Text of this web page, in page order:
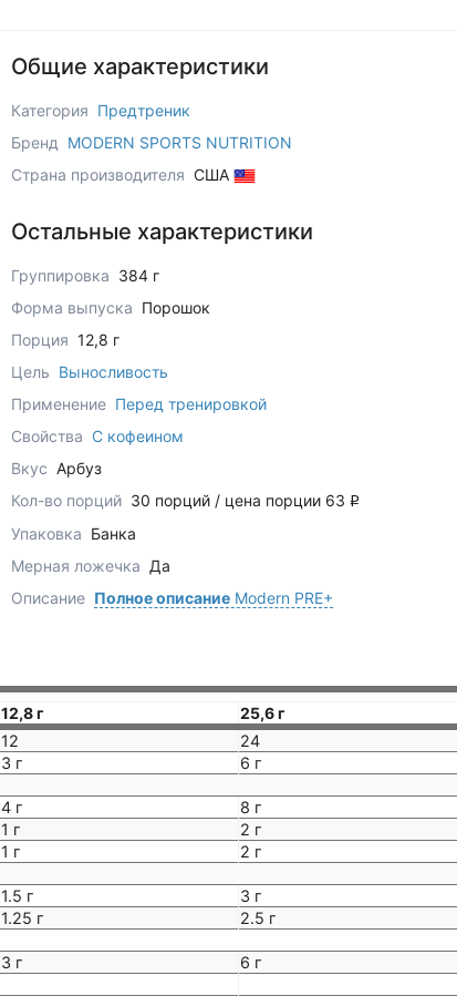
Общие характеристики
Категория Предтреник
Бренд
MODERN SPORTS NUTRITION
Страна производителя США
Остальные характеристики
Группировка 384 г
Форма выпуска Порошок
Порция 12,8 г
Цель Выносливость
Применение Перед тренировкой
Свойства С кофеином
Вкус Арбуз
Кол-во порций 30 порций / цена порции 63 q
Упаковка Банка
Мерная ложечка Да
Описание Полное описаниеModern PRE+
12,8 г
25,6 г
12
24
3 г
6 г
4 г
8 г
1 г
2 г
1 г
2 г
1.5 г
3 г
1.25 г
2.5 г
3 г
6 г